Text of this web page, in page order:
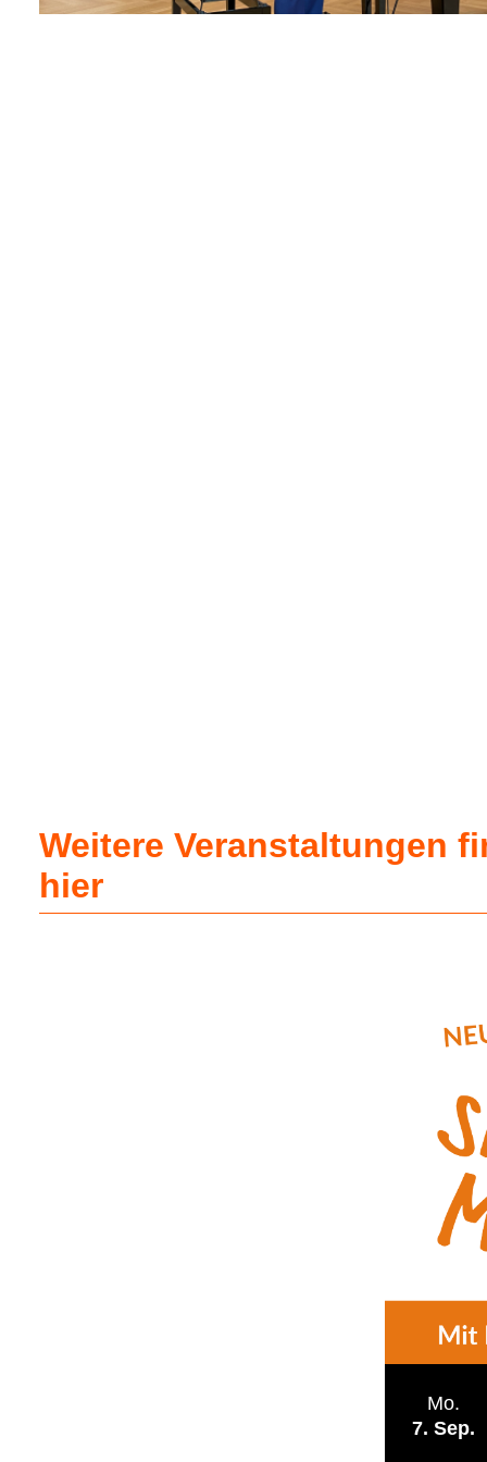
Weitere Veranstaltungen
hier
Mo.
7 Sep.